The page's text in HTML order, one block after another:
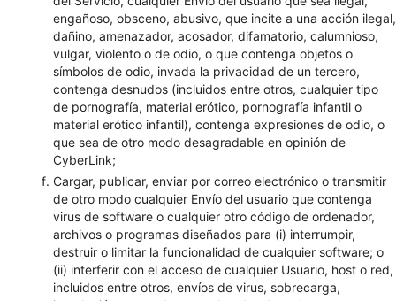
engañoso, obsceno, abusivo, que incite a una acción ilegal,
dañino, amenazador, acosador, difamatorio, calumnioso,
vulgar, violento o de odio, o que contenga objetos o
símbolos de odio, invada la privacidad de un tercero,
contenga desnudos (incluidos entre otros, cualquier tipo
de pornografía, material erótico, pornografía infantil o
material erótico infantil), contenga expresiones de odio, o
que sea de otro modo desagradable en opinión de
CyberLink;
Cargar, publicar, enviar por correo electrónico o transmitir
de otro modo cualquier Envío del usuario que contenga
virus de software o cualquier otro código de ordenador,
archivos o programas diseñados para (i) interrumpir,
destruir o limitar la funcionalidad de cualquier software; o
(ii) interferir con el acceso de cualquier Usuario, host o red,
incluidos entre otros, envíos de virus, sobrecarga,